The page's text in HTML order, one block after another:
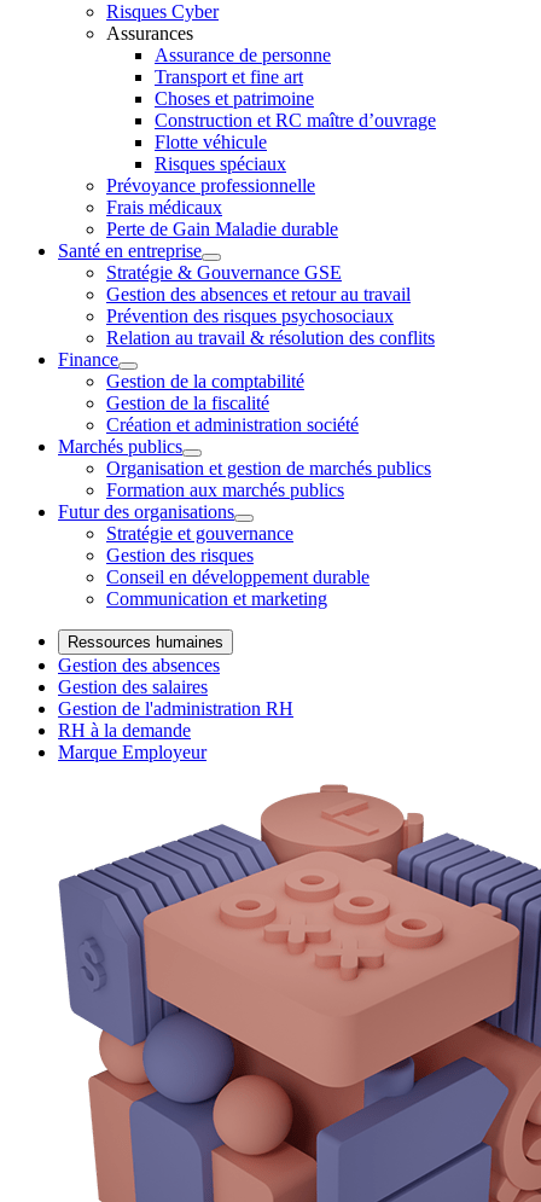
Risques Cyber
Assurances
Assurance de personne
Transport et fine art
Choses et patrimoine
Construction et RC maître d’ouvrage
Flotte véhicule
Risques spéciaux
Prévoyance professionnelle
Frais médicaux
Perte de Gain Maladie durable
Santé en entreprise
Stratégie & Gouvernance GSE
Gestion des absences et retour au travail
Prévention des risques psychosociaux
Relation au travail & résolution des conflits
Finance
Gestion de la comptabilité
Gestion de la fiscalité
Création et administration société
Marchés publics
Organisation et gestion de marchés publics
Formation aux marchés publics
Futur des organisations
Stratégie et gouvernance
Gestion des risques
Conseil en développement durable
Communication et marketing
Ressources humaines
Gestion des absences
Gestion des salaires
Gestion de l'administration RH
RH à la demande
Marque Employeur